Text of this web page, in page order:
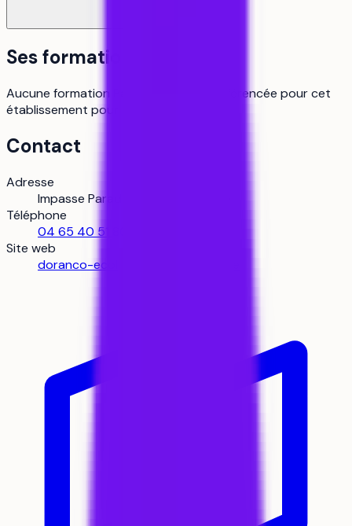
Ses formations
Aucune formation Parcoursup n’est référencée pour cet
établissement pour le moment.
Contact
Adresse
Impasse Paradou, 13009 Marseille
Téléphone
04 65 40 51 80
Site web
doranco-ecole.fr/campus/marseille